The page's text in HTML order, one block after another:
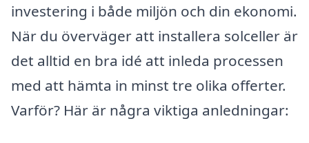
investering i både miljön och din ekonomi.
När du överväger att installera solceller är
det alltid en bra idé att inleda processen
med att hämta in minst tre olika offerter.
Varför? Här är några viktiga anledningar: